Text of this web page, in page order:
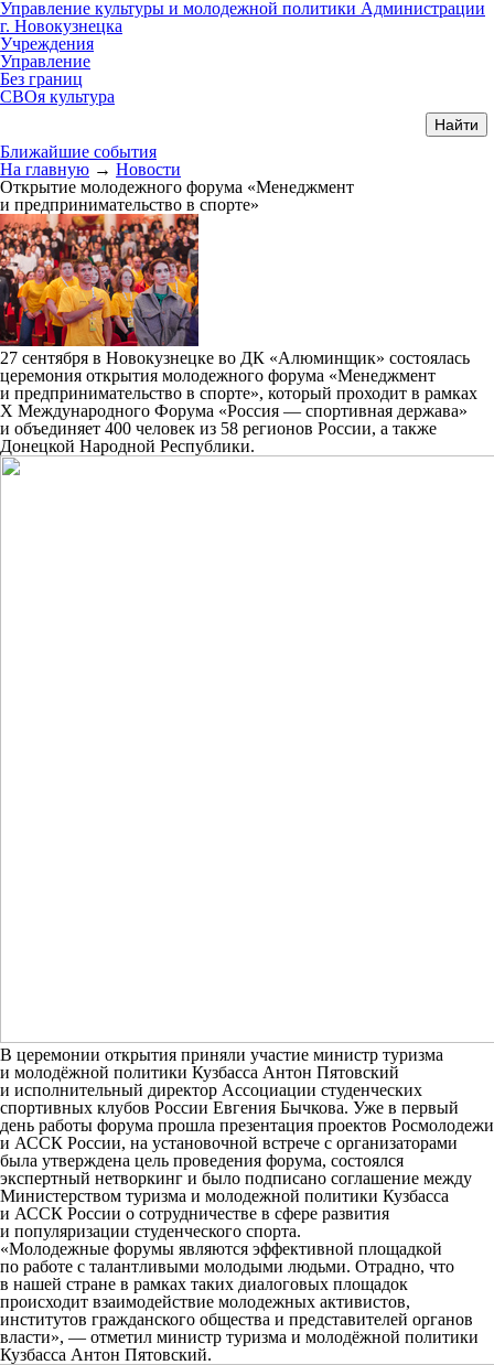
Управление культуры и молодежной политики Администрации
г. Новокузнецка
Учреждения
Управление
Без границ
СВОя культура
Ближайшие события
На главную → Новости
Открытие молодежного форума «Менеджмент
и предпринимательство в спорте»
27 сентября в Новокузнецке во ДК «Алюминщик» состоялась
церемония открытия молодежного форума «Менеджмент
и предпринимательство в спорте», который проходит в рамках
X Международного Форума «Россия — спортивная держава»
и объединяет 400 человек из 58 регионов России, а также
Донецкой Народной Республики.
В церемонии открытия приняли участие министр туризма
и молодёжной политики Кузбасса Антон Пятовский
и исполнительный директор Ассоциации студенческих
спортивных клубов России Евгения Бычкова. Уже в первый
день работы форума прошла презентация проектов Росмолодежи
и АССК России, на установочной встрече с организаторами
была утверждена цель проведения форума, состоялся
экспертный нетворкинг и было подписано соглашение между
Министерством туризма и молодежной политики Кузбасса
и АССК России о сотрудничестве в сфере развития
и популяризации студенческого спорта.
«Молодежные форумы являются эффективной площадкой
по работе с талантливыми молодыми людьми. Отрадно, что
в нашей стране в рамках таких диалоговых площадок
происходит взаимодействие молодежных активистов,
институтов гражданского общества и представителей органов
власти», — отметил министр туризма и молодёжной политики
Кузбасса Антон Пятовский.